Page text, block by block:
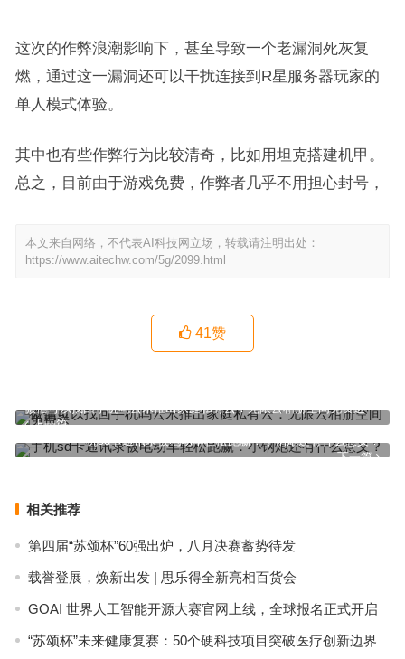
这次的作弊浪潮影响下，甚至导致一个老漏洞死灰复
燃，通过这一漏洞还可以干扰连接到R星服务器玩家的
单人模式体验。
其中也有些作弊行为比较清奇，比如用坦克搭建机甲。
总之，目前由于游戏免费，作弊者几乎不用担心封号，
本文来自网络，不代表AI科技网立场，转载请注明出处：
https://www.aitechw.com/5g/2099.html
41赞
上一篇
微信可以找回手机吗云米推出家庭私有云：无限云相册空间免费送
下一篇
手机sd卡通讯录被电动车轻松跑赢：小钢炮还有什么意义？
相关推荐
第四届“苏颂杯”60强出炉，八月决赛蓄势待发
载誉登展，焕新出发 | 思乐得全新亮相百货会
GOAI 世界人工智能开源大赛官网上线，全球报名正式开启
“苏颂杯”未来健康复赛：50个硬科技项目突破医疗创新边界